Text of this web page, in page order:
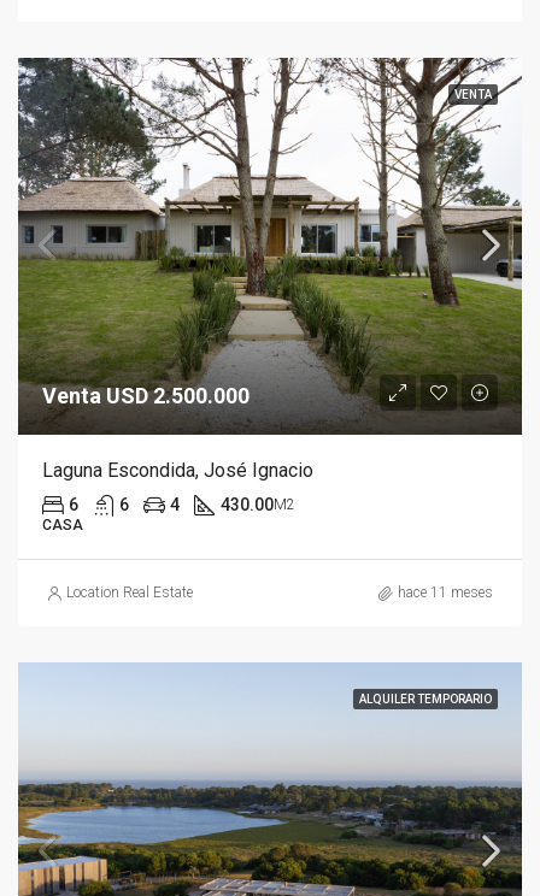
VENTA
Venta USD 2.500.000
Laguna Escondida, José Ignacio
6 6 4 430.00M2
CASA
Location Real Estate hace 11 meses
ALQUILER TEMPORARIO